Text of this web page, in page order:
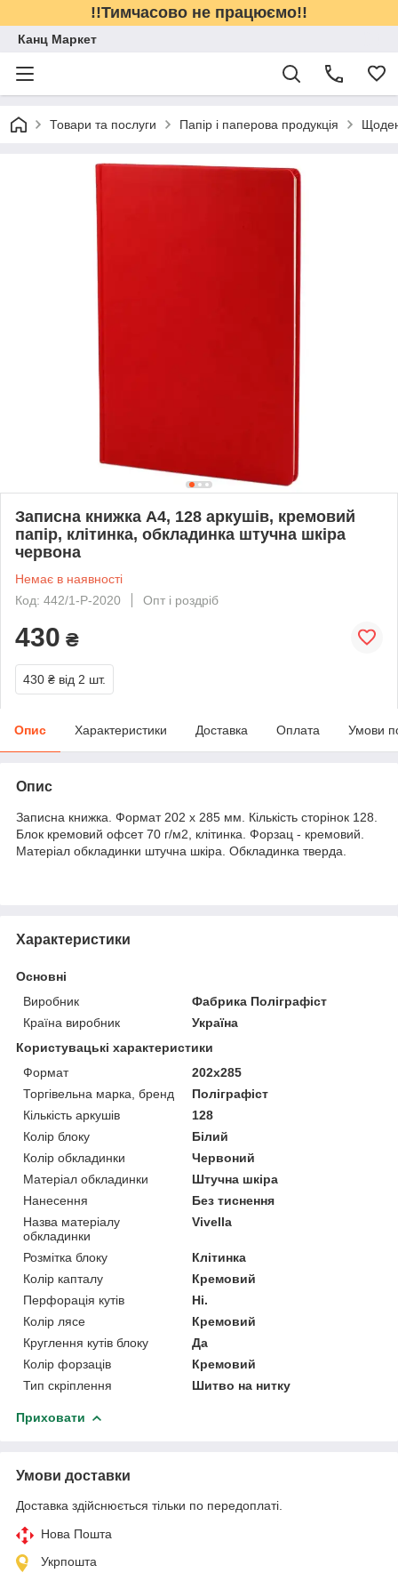
!!Тимчасово не працюємо!!
Канц Маркет
Товари та послуги Папір і паперова продукція
Записна книжка А4, 128 аркушів, кремовий
папір, клітинка, обкладинка штучна шкіра
червона
Немає в наявності
Код: 442/1-P-2020
Опт і роздріб
430 ₴
430 ₴ від 2 шт.
Опис Характеристики Доставка Оплата Умови
Опис
Записна книжка. Формат 202 х 285 мм. Кількість сторінок 128.
Блок кремовий офсет 70 г/м2, клітинка. Форзац - кремовий.
Матеріал обкладинки штучна шкіра. Обкладинка тверда.
Характеристики
Основні
Виробник
Фабрика Поліграфіст
Країна виробник
Україна
Користувацькi характеристики
Формат
202х285
Торгівельна марка, бренд
Поліграфіст
Кількість аркушів
128
Колір блоку
Білий
Колір обкладинки
Червоний
Матеріал обкладинки
Штучна шкіра
Нанесення
Без тиснення
Назва матеріалу
обкладинки
Vivella
Розмітка блоку
Клітинка
Колір капталу
Кремовий
Перфорація кутів
Ні.
Колір лясе
Кремовий
Круглення кутів блоку
Да
Колір форзаців
Кремовий
Тип скріплення
Шитво на нитку
Приховати
Умови доставки
Доставка здійснюється тільки по передоплаті.
Нова Пошта
Укрпошта